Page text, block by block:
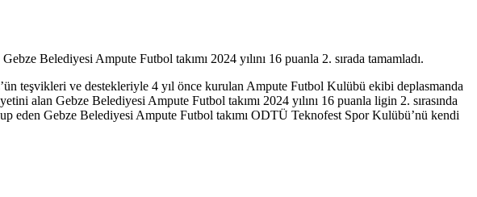
Belediyesi Ampute Futbol takımı 2024 yılını 16 puanla 2. sırada tamamladı.
teşvikleri ve destekleriyle 4 yıl önce kurulan Ampute Futbol Kulübü ekibi deplasmanda
alan Gebze Belediyesi Ampute Futbol takımı 2024 yılını 16 puanla ligin 2. sırasında
eden Gebze Belediyesi Ampute Futbol takımı ODTÜ Teknofest Spor Kulübü’nü kendi